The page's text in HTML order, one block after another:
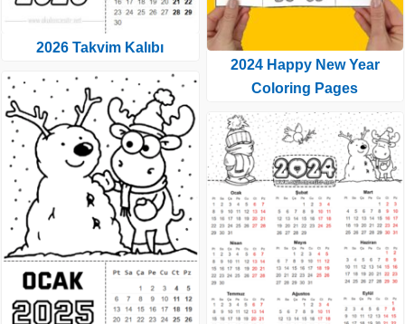
2026 Takvim Kalıbı
2024 Happy New Year
Coloring Pages